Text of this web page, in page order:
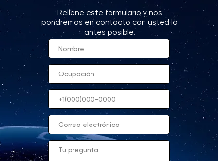
Rellene este formulario y nos
pondremos en contacto con usted lo
antes posible.